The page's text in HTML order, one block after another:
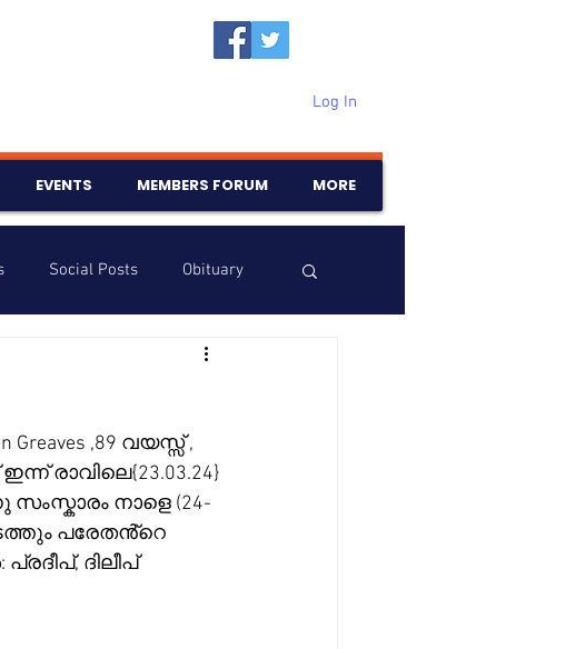
Log In
EVENTS MEMBERS FORUM MORE
Social Posts Obituary
Birthdays
,89 വയസ്സ് ,
രാവിലെ{23.03.24}
നാളെ (24-
പരേതൻ്റെ
ദിലീപ്